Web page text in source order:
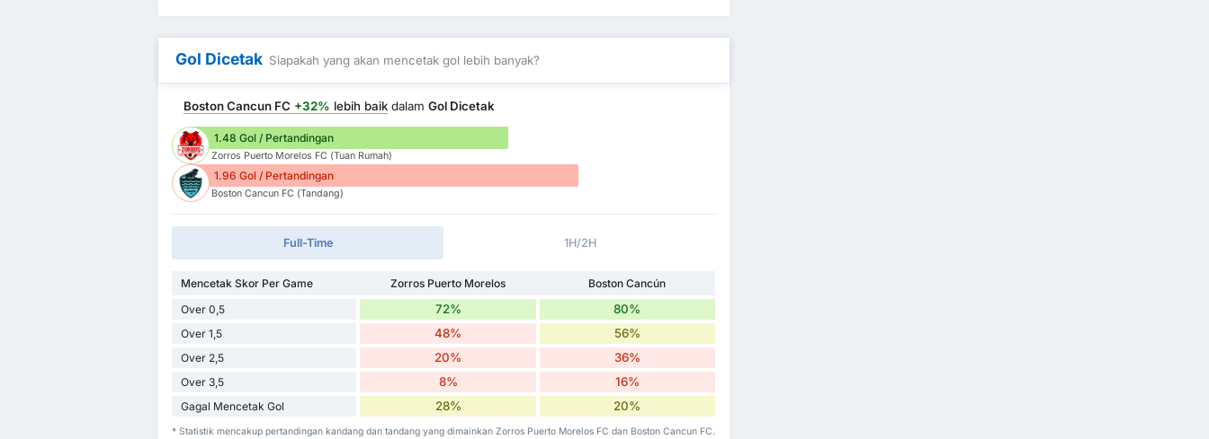
Gol Dicetak Siapakah yang akan mencetak gol lebih banyak?
Boston Cancun FC +32% lebih baik dalamGol Dicetak
1.48 Gol / Pertandingan
Zorros Puerto Morelos FC (Tuan Rumah)
1.96 Gol / Pertandingan
Boston Cancun FC (Tandang)
Full-Time 1H/2H
Mencetak Skor Per Game Zorros Puerto Morelos
Boston Cancún
Over 0,5
72% 80%
Over 1,5 48% 56%
Over 2,5 20% 36%
Over 3,5 8% 16%
Gagal Mencetak Gol 28% 20%
* Statistik mencakup pertandingan kandang dan tandang yang dimainkan Zorros Puerto Morelos FC dan Boston Cancun FC.